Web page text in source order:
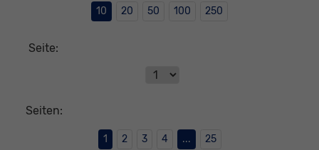
10 20 50 100 250
Seite:
Seiten:
1 2 3 4 ... 25